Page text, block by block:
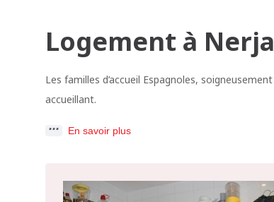
Logement à Nerja
Les familles d’accueil Espagnoles,
accueillant.
En savoir plus